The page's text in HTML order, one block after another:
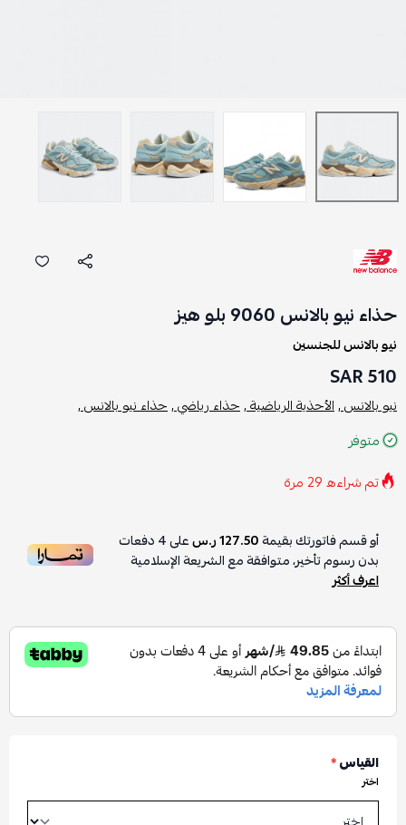
حذاء نيو بالانس 9060 بلو هيز
نيو بالانس للجنسين
510 SAR
نيو بالانس ,الأحذية الرياضية ,حذاء رياضي ,حذاء نيو بالانس ,
متوفر
تم شراءه29 مرة
أو قسم فاتورتك بقيمة127.50 ر.س على4دفعات
بدون رسوم تأخير، متوافقة مع الشريعة الإسلامية
اعرف أكثر
القياس*
اختر